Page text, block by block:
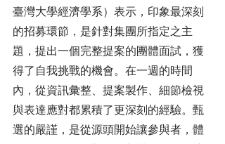
臺灣大學經濟學系）表示，印象最深刻
的招募環節，是針對集團所指定之主
題，提出一個完整提案的團體面試，獲
得了自我挑戰的機會。在一週的時間
內，從資訊彙整、提案製作、細節檢視
與表達應對都累積了更深刻的經驗。甄
選的嚴謹，是從源頭開始讓參與者，體